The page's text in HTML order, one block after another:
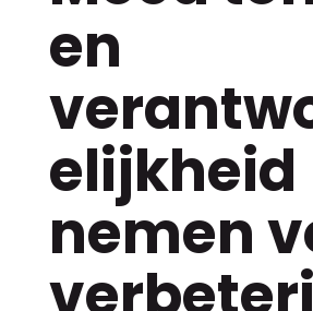
en
elijkheid
nemen